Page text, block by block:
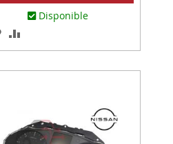
Disponible
AGREGAR
A
PARA